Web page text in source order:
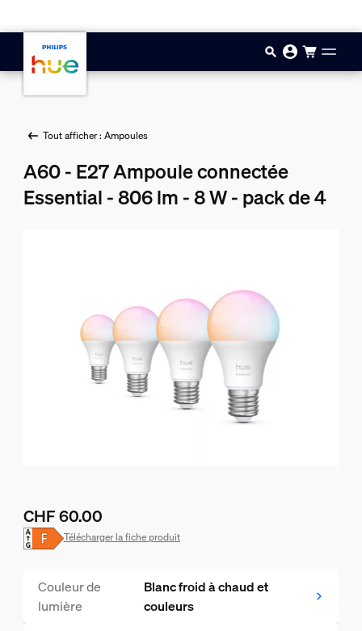
Tout afficher : Ampoules
A60 - E27 Ampoule connectée
Essential - 806 lm - 8 W - pack de 4
Le prix actuel est CHF 60.00
CHF 60.00
Télécharger la fiche produit
Couleur de
lumière
Blanc froid à chaud et
couleurs